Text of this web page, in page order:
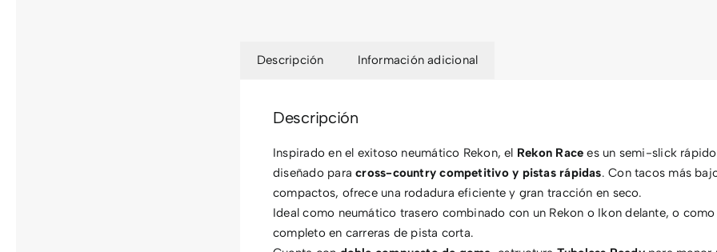
Descripción Información adicional
Descripción
Inspirado en el exitoso neumático Rekon, el Rekon Race es un semi-slick
diseñado paracross-country competitivo y pistas rápidas. Con tacos más
compactos, ofrece una rodadura eficiente y gran tracción en seco.
Ideal como neumático trasero combinado con un Rekon o Ikon delante, o
completo en carreras de pista corta.